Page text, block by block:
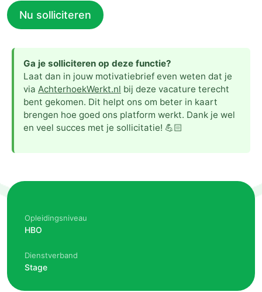
Nu solliciteren
Ga je solliciteren op deze functie?
Laat dan in jouw motivatiebrief even weten dat je
via AchterhoekWerkt.nl bij deze vacature terecht
bent gekomen. Dit helpt ons om beter in kaart
brengen hoe goed ons platform werkt. Dank je wel
en veel succes met je sollicitatie! 💪🏻
Opleidingsniveau
HBO
Dienstverband
Stage